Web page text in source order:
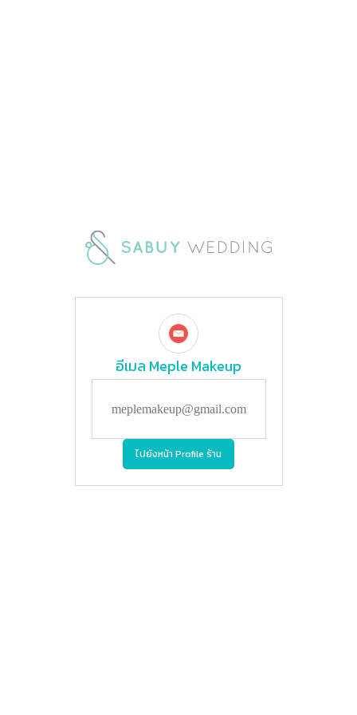
อีเมล Meple Makeup
meplemakeup@gmail.com
ไปยังหน้า Profile ร้าน